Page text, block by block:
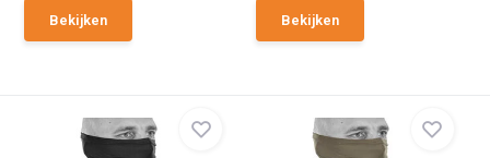
Bekijken Bekijken